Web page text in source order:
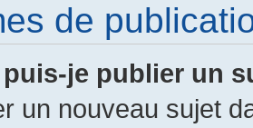
de
je publier un
un nouveau sujet